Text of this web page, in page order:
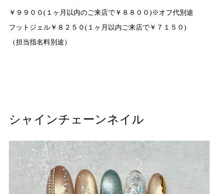
￥９９００(１ヶ月以内のご来店で￥８８００)※オフ代別途
フットジェル￥８２５０(１ヶ月以内ご来店で￥７１５０)
（担当指名料別途）
シャインチェーンネイル